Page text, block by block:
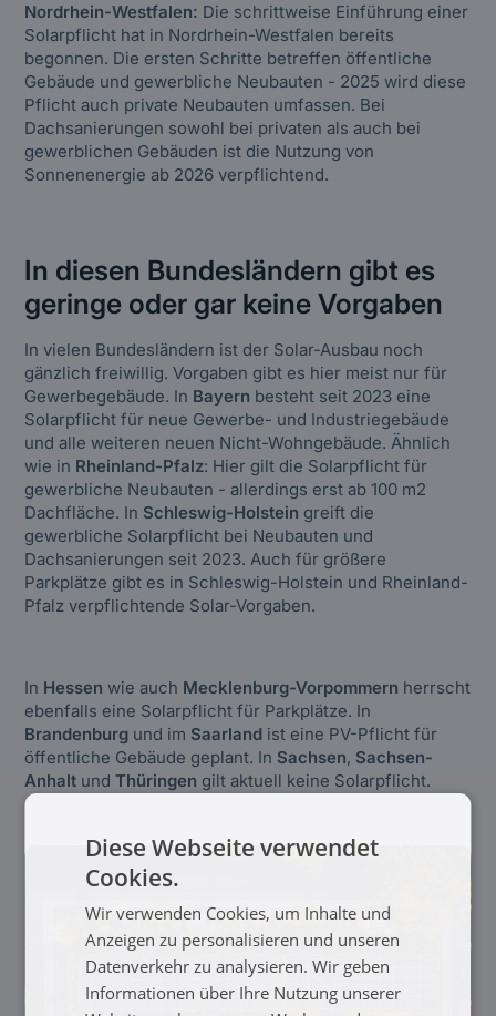
Nordrhein-Westfalen: Die schrittweise Einführung einer
Solarpflicht hat in Nordrhein-Westfalen bereits
begonnen. Die ersten Schritte betreffen öffentliche
Gebäude und gewerbliche Neubauten - 2025 wird diese
Pflicht auch private Neubauten umfassen. Bei
Dachsanierungen sowohl bei privaten als auch bei
gewerblichen Gebäuden ist die Nutzung von
Sonnenenergie ab 2026 verpflichtend.
In diesen Bundesländern gibt es
geringe oder gar keine Vorgaben
In vielen Bundesländern ist der Solar-Ausbau noch
gänzlich freiwillig. Vorgaben gibt es hier meist nur für
Gewerbegebäude. In Bayern besteht seit 2023 eine
Solarpflicht für neue Gewerbe- und Industriegebäude
und alle weiteren neuen Nicht-Wohngebäude. Ähnlich
wie in Rheinland-Pfalz: Hier gilt die Solarpflicht für
gewerbliche Neubauten - allerdings erst ab 100 m2
Dachfläche. In Schleswig-Holstein greift die
gewerbliche Solarpflicht bei Neubauten und
Dachsanierungen seit 2023. Auch für größere
Parkplätze gibt es in Schleswig-Holstein und Rheinland-
Pfalz verpflichtende Solar-Vorgaben.
In Hessen wie auch Mecklenburg-Vorpommern herrscht
ebenfalls eine Solarpflicht für Parkplätze. In
Brandenburg und im Saarland ist eine PV-Pflicht für
öffentliche Gebäude geplant. In Sachsen, Sachsen-
Anhalt undThüringen gilt aktuell keine Solarpflicht.
Diese Webseite verwendet
Cookies.
Wir verwenden Cookies, um Inhalte und
Anzeigen zu personalisieren und unseren
Datenverkehr zu analysieren. Wir geben
Informationen über Ihre Nutzung unserer